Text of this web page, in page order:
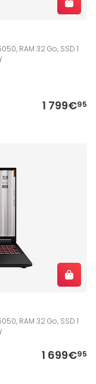
RAM 32 Go, SSD 1
1 799€95
RAM 32 Go, SSD 1
1 699€95